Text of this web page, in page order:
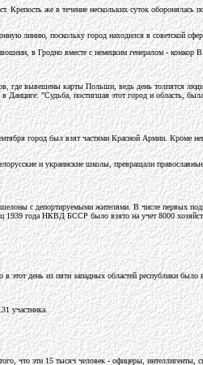
Крепость же в течение нескольких суток оборонялась
линию, поскольку город находился в советской
в Гродно вместе с немецким генералом - комкор
где вывешены карты Польши, ведь день толпятся
Данциге: "Судьба, постигшая этот город и область,
город был взят частями Красной Армии. Кроме
и украинские школы, превращали
с депортируемыми жителями. В числе первых
1939 года НКВД БССР было взято на учет 8000
день из пяти западных областей республики было
участника.
что эти 15 тысяч человек - офицеры, интеллигенты,